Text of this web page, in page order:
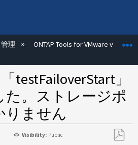
を展開/折りたたむ
理 ONTAP Tools for VMware vSphere
testFailoverStart」
た。ストレージポ
りません
Visibility: Public